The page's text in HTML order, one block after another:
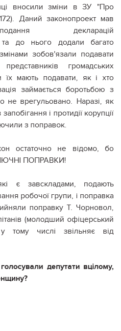
вносили зміни в ЗУ "Про
Даний законопроект мав
декларацій
та до нього додали багато
зобов'язали подавати
громадських
їх мають подавати, як і хто
займається боротьбою з
не врегульовано. Наразі, як
і протидії корупції
з поправок.
остаточно не відомо, бо
ПОПРАВКИ!
є завскладами, подають
робочої групи, і поправка
поправку Т. Чорновол,
(молодший офіцерський
тому числі звільняє від
депутати вцілому,